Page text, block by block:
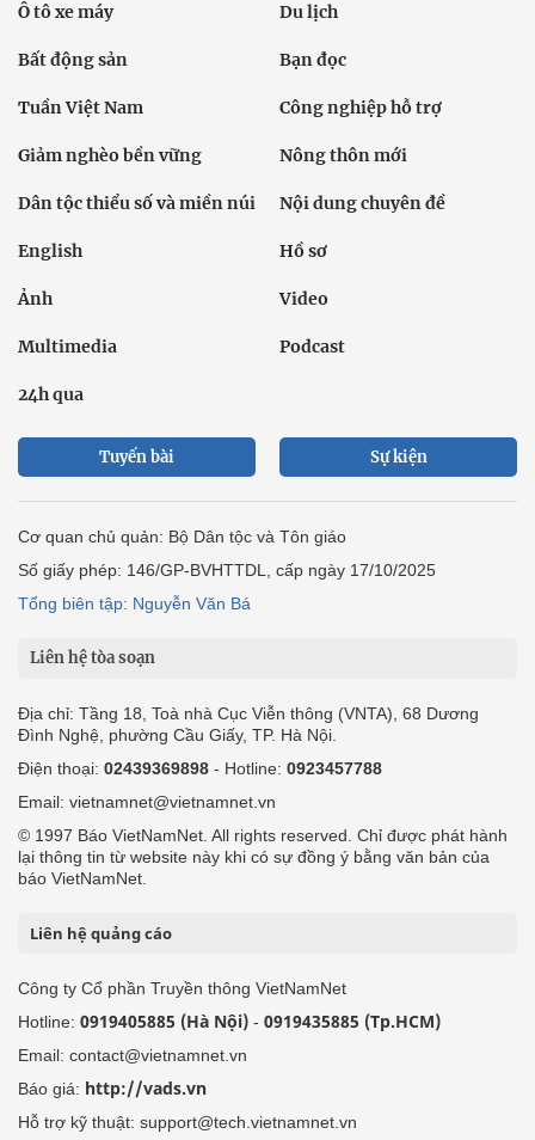
Ô tô xe máy Du lịch
Bất động sản Bạn đọc
Tuần Việt Nam Công nghiệp hỗ trợ
Giảm nghèo bền vững Nông thôn mới
Dân tộc thiểu số và miền núi Nội dung chuyên đề
English Hồ sơ
Ảnh Video
Multimedia Podcast
24h qua
Tuyến bài Sự kiện
Cơ quan chủ quản: Bộ Dân tộc và Tôn giáo
Số giấy phép: 146/GP-BVHTTDL, cấp ngày 17/10/2025
Tổng biên tập: Nguyễn Văn Bá
Liên hệ tòa soạn
Địa chỉ: Tầng 18, Toà nhà Cục Viễn thông (VNTA), 68 Dương
Đình Nghệ, phường Cầu Giấy, TP. Hà Nội.
Điện thoại: 02439369898 - Hotline: 0923457788
Email: vietnamnet@vietnamnet.vn
© 1997 Báo VietNamNet. All rights reserved. Chỉ được phát hành
lại thông tin từ website này khi có sự đồng ý bằng văn bản của
báo VietNamNet.
Liên hệ quảng cáo
Công ty Cổ phần Truyền thông VietNamNet
Hotline: 0919405885 (Hà Nội) - 0919435885 (Tp.HCM)
Email: contact@vietnamnet.vn
Báo giá: http://vads.vn
Hỗ trợ kỹ thuật: support@tech.vietnamnet.vn